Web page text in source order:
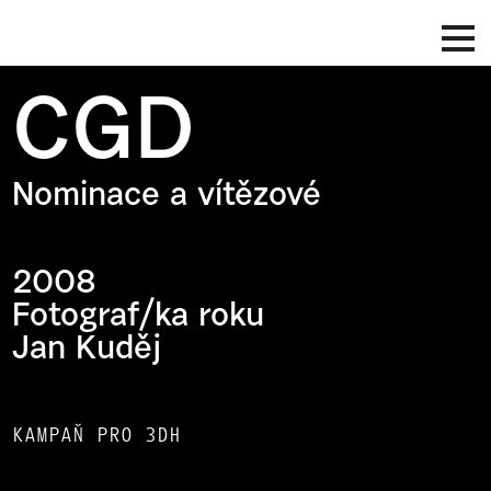
CGD
Nominace a vítězové
2008
Fotograf/ka roku
Jan Kuděj
KAMPAŇ PRO 3DH